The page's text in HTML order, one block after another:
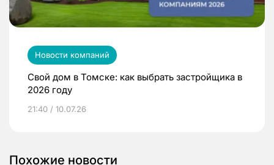
Новости компаний
Свой дом в Томске: как выбрать застройщика в
2026 году
21:40 / 10.07.26
Похожие новости